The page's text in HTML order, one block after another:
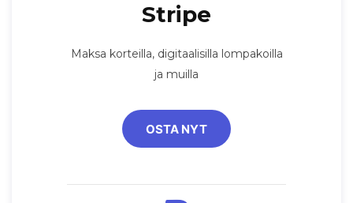
Stripe
Maksa korteilla, digitaalisilla lompakoilla
ja muilla
OSTA NYT